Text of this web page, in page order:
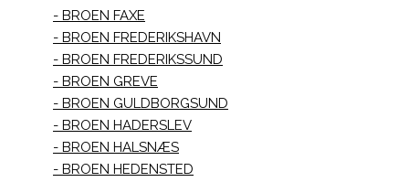
BROEN FAXE
BROEN FREDERIKSHAVN
BROEN FREDERIKSSUND
BROEN GREVE
BROEN GULDBORGSUND
BROEN HADERSLEV
BROEN HALSNÆS
BROEN HEDENSTED